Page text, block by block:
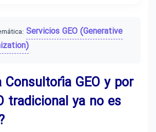
Servicios GEO (Generative
Consultoría GEO y por
tradicional ya no es